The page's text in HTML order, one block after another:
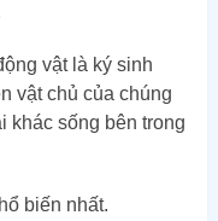
vật là ký sinh
vật chủ của chúng
khác sống bên trong
biến nhất.